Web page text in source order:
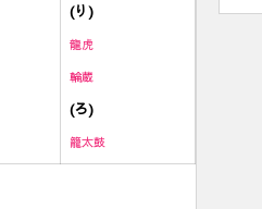
(り)
龍虎
輪蔵
(ろ)
籠太鼓